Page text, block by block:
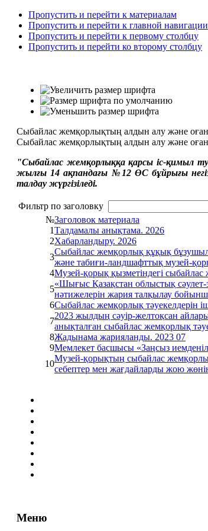
Пропустить и перейти к материалам
Пропустить и перейти к главной навигации
Пропустить и перейти к первому столбцу
Пропустить и перейти ко второму столбцу
Сыбайлас жемқорлықтың алдын алу және
Сыбайлас жемқорлықтың алдын алу және
"Сыбайлас жемқорлыққа қарсы іс-қимыл
жылғы 14 ақпандағы №12 ӨС бұйрығы
талдау жүргізіледі.
Фильтр по заголовку
№Заголовок материала
1Талдамалы анықтама. 2026
2Хабарландыру. 2026
3
Сыбайлас жемқорлық құқық
және табиғи-ландшафттық музей-
4Музей-қорық қызметіндегі сыбайлас
5
«Шығыс Қазақстан облыстық
нәтижелерін жария талқылау
6Сыбайлас жемқорлық тәуекелдерін
7
2023 жылдың сәуір-желтоқсан
анықталған сыбайлас жемқорлық
8Жадынама жарияланды. 2023 07
9Мемлекет басшысы «Заңсыз
10
Музей-қорықтың сыбайлас
себептер мен жағдайларды жою
Меню